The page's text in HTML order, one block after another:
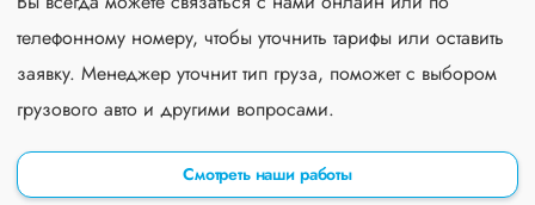
телефонному номеру, чтобы уточнить тарифы или оставить
заявку. Менеджер уточнит тип груза, поможет с выбором
грузового авто и другими вопросами.
Смотреть наши работы